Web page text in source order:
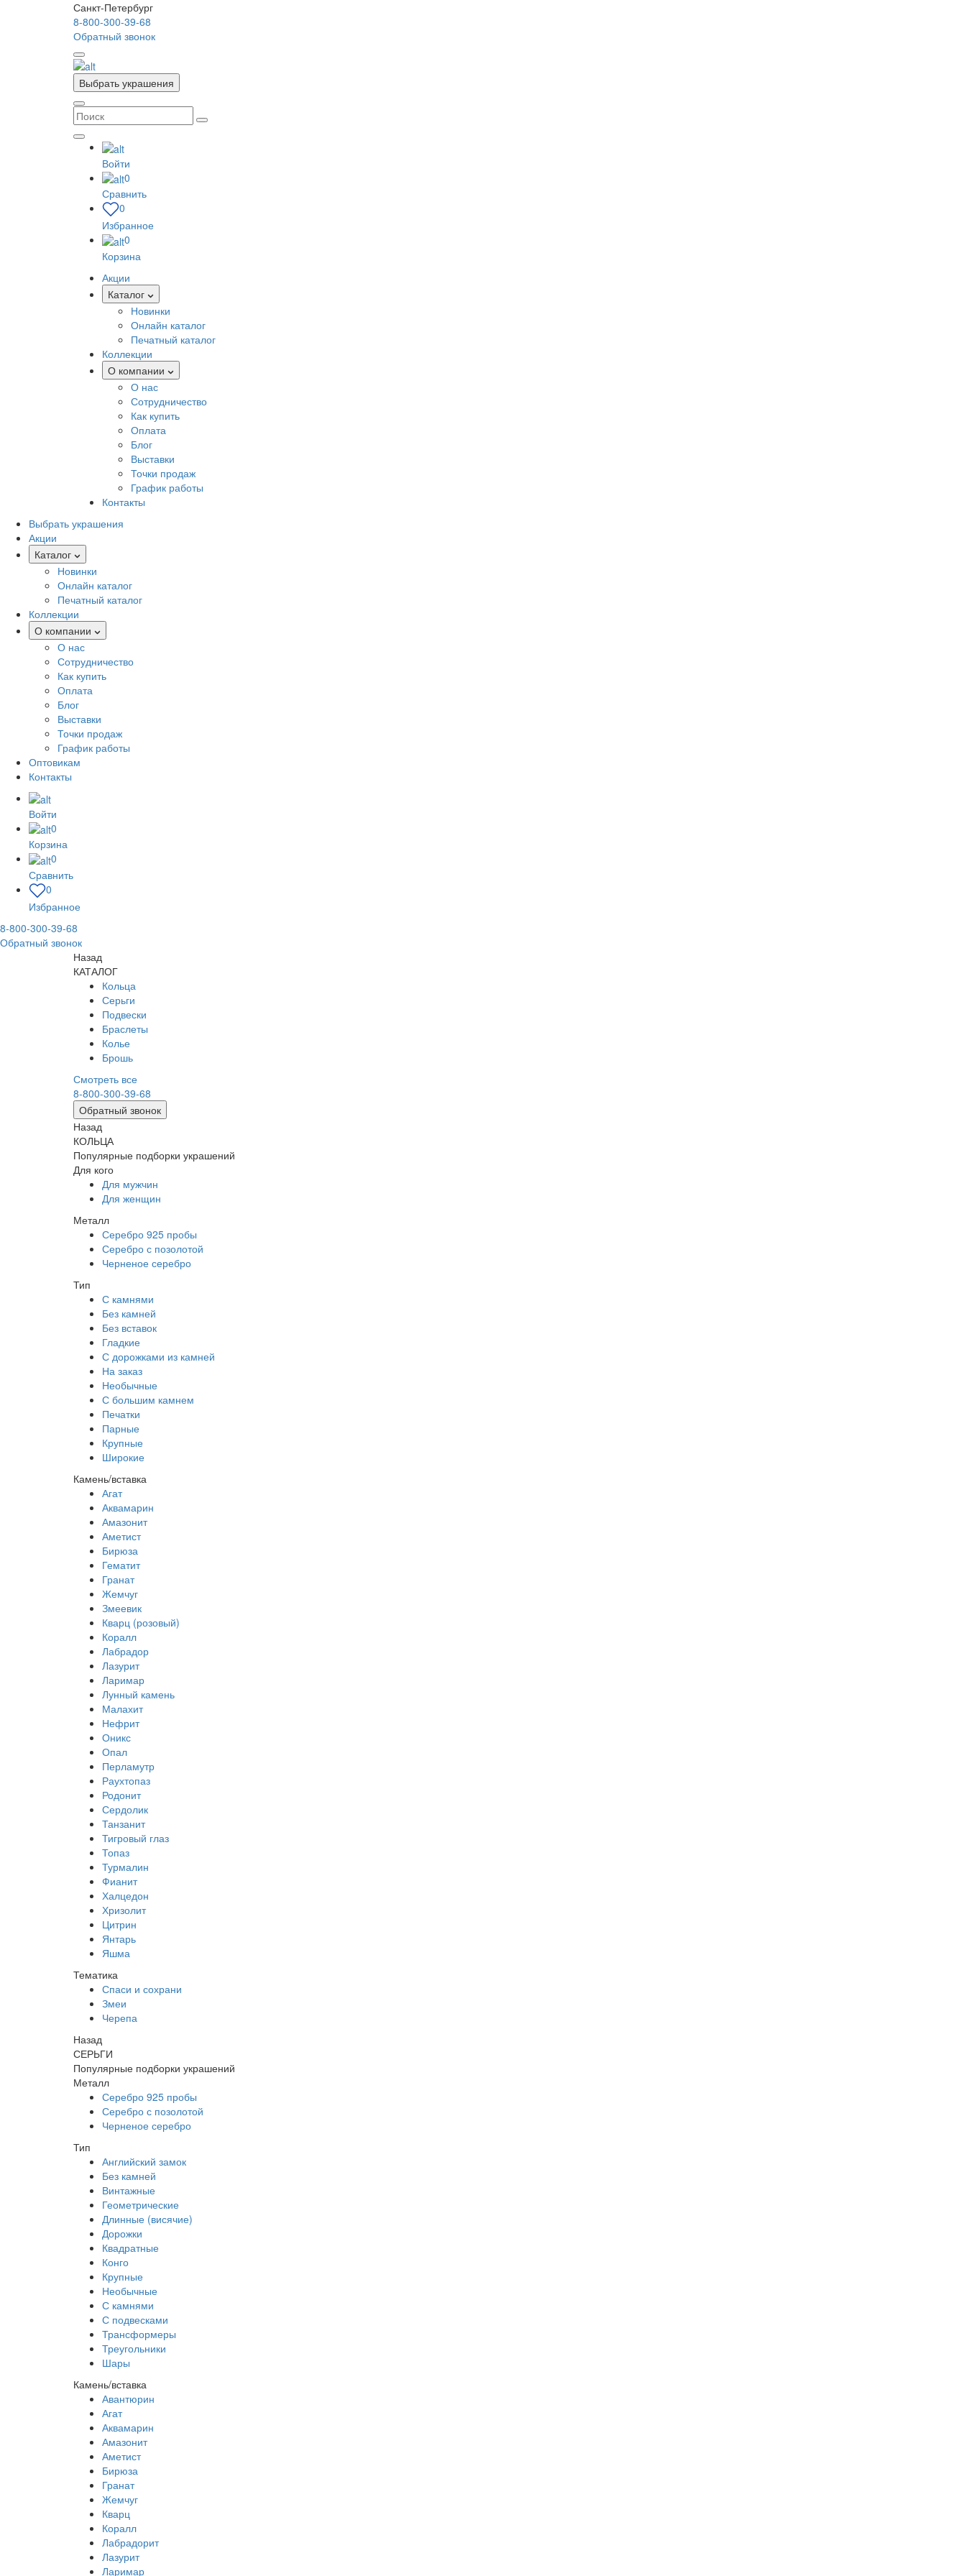
Санкт-Петербург
8-800-300-39-68
Обратный звонок
Выбрать украшения
Войти
0
Сравнить
0
Избранное
0
Корзина
Акции
Каталог
Новинки
Онлайн каталог
Печатный каталог
Коллекции
О компании
О нас
Сотрудничество
Как купить
Оплата
Блог
Выставки
Точки продаж
График работы
Контакты
Выбрать украшения
Акции
Каталог
Новинки
Онлайн каталог
Печатный каталог
Коллекции
О компании
О нас
Сотрудничество
Как купить
Оплата
Блог
Выставки
Точки продаж
График работы
Оптовикам
Контакты
Войти
0
Корзина
0
Сравнить
0
Избранное
8-800-300-39-68
Обратный звонок
Назад
КАТАЛОГ
Кольца
Серьги
Подвески
Браслеты
Колье
Брошь
Смотреть все
8-800-300-39-68
Обратный звонок
Назад
КОЛЬЦА
Популярные подборки украшений
Для кого
Для мужчин
Для женщин
Металл
Серебро 925 пробы
Серебро с позолотой
Черненое серебро
Тип
С камнями
Без камней
Без вставок
Гладкие
С дорожками из камней
На заказ
Необычные
С большим камнем
Печатки
Парные
Крупные
Широкие
Камень/вставка
Агат
Аквамарин
Амазонит
Аметист
Бирюза
Гематит
Гранат
Жемчуг
Змеевик
Кварц (розовый)
Коралл
Лабрадор
Лазурит
Ларимар
Лунный камень
Малахит
Нефрит
Оникс
Опал
Перламутр
Раухтопаз
Родонит
Сердолик
Танзанит
Тигровый глаз
Топаз
Турмалин
Фианит
Халцедон
Хризолит
Цитрин
Янтарь
Яшма
Тематика
Спаси и сохрани
Змеи
Черепа
Назад
СЕРЬГИ
Популярные подборки украшений
Металл
Серебро 925 пробы
Серебро с позолотой
Черненое серебро
Тип
Английский замок
Без камней
Винтажные
Геометрические
Длинные (висячие)
Дорожки
Квадратные
Конго
Крупные
Необычные
С камнями
С подвесками
Трансформеры
Треугольники
Шары
Камень/вставка
Авантюрин
Агат
Аквамарин
Амазонит
Аметист
Бирюза
Гранат
Жемчуг
Кварц
Коралл
Лабрадорит
Лазурит
Ларимар